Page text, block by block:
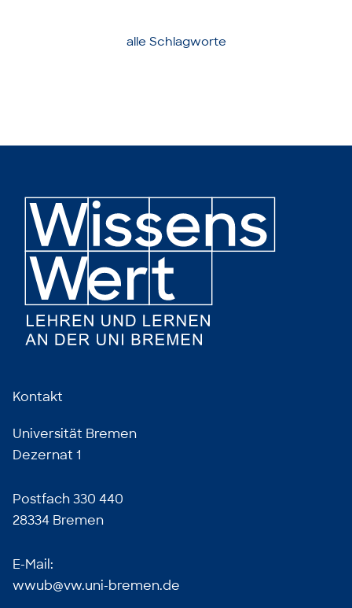
alle Schlagworte
Kontakt
Universität Bremen
Dezernat 1
Postfach 330 440
28334 Bremen
E-Mail:
wwub@vw.uni-bremen.de